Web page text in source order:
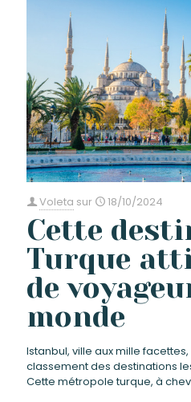
Voleta sur 18/10/2024
Cette
Turque
de
monde
Istanbul, ville aux mille
classement des destinations
Cette métropole turque, à